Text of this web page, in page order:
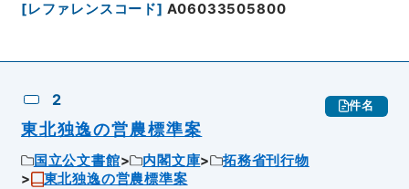
[レファレンスコード] A06033505800
2 件名
東北独逸の営農標準案
国立公文書館 内閣文庫
拓務省刊行物
東北独逸の営農標準案